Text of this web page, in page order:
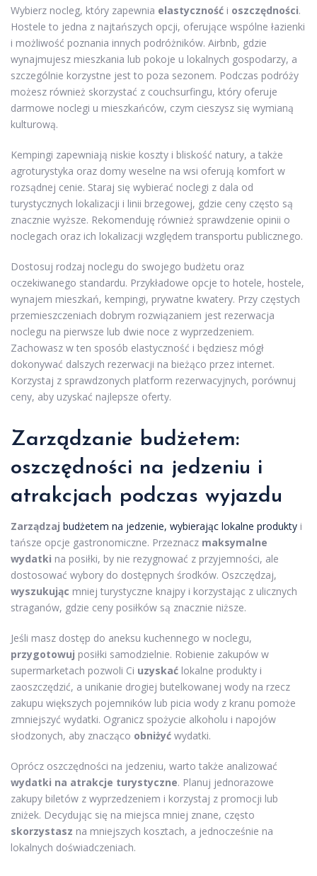
Wybierz nocleg, który zapewnia elastyczność i oszczędności.
Hostele to jedna z najtańszych opcji, oferujące wspólne łazienki
i możliwość poznania innych podróżników. Airbnb, gdzie
wynajmujesz mieszkania lub pokoje u lokalnych gospodarzy, a
szczególnie korzystne jest to poza sezonem. Podczas podróży
możesz również skorzystać z couchsurfingu, który oferuje
darmowe noclegi u mieszkańców, czym cieszysz się wymianą
kulturową.
Kempingi zapewniają niskie koszty i bliskość natury, a także
agroturystyka oraz domy weselne na wsi oferują komfort w
rozsądnej cenie. Staraj się wybierać noclegi z dala od
turystycznych lokalizacji i linii brzegowej, gdzie ceny często są
znacznie wyższe. Rekomenduję również sprawdzenie opinii o
noclegach oraz ich lokalizacji względem transportu publicznego.
Dostosuj rodzaj noclegu do swojego budżetu oraz
oczekiwanego standardu. Przykładowe opcje to hotele, hostele,
wynajem mieszkań, kempingi, prywatne kwatery. Przy częstych
przemieszczeniach dobrym rozwiązaniem jest rezerwacja
noclegu na pierwsze lub dwie noce z wyprzedzeniem.
Zachowasz w ten sposób elastyczność i będziesz mógł
dokonywać dalszych rezerwacji na bieżąco przez internet.
Korzystaj z sprawdzonych platform rezerwacyjnych, porównuj
ceny, aby uzyskać najlepsze oferty.
Zarządzanie budżetem:
oszczędności na jedzeniu i
atrakcjach podczas wyjazdu
Zarządzaj budżetem na jedzenie, wybierając lokalne produkty i
tańsze opcje gastronomiczne. Przeznacz maksymalne
wydatki na posiłki, by nie rezygnować z przyjemności, ale
dostosować wybory do dostępnych środków. Oszczędzaj,
wyszukując mniej turystyczne knajpy i korzystając z ulicznych
straganów, gdzie ceny posiłków są znacznie niższe.
Jeśli masz dostęp do aneksu kuchennego w noclegu,
przygotowuj posiłki samodzielnie. Robienie zakupów w
supermarketach pozwoli Ci uzyskać lokalne produkty i
zaoszczędzić, a unikanie drogiej butelkowanej wody na rzecz
zakupu większych pojemników lub picia wody z kranu pomoże
zmniejszyć wydatki. Ogranicz spożycie alkoholu i napojów
słodzonych, aby znacząco obniżyć wydatki.
Oprócz oszczędności na jedzeniu, warto także analizować
wydatki na atrakcje turystyczne. Planuj jednorazowe
zakupy biletów z wyprzedzeniem i korzystaj z promocji lub
zniżek. Decydując się na miejsca mniej znane, często
skorzystasz na mniejszych kosztach, a jednocześnie na
lokalnych doświadczeniach.